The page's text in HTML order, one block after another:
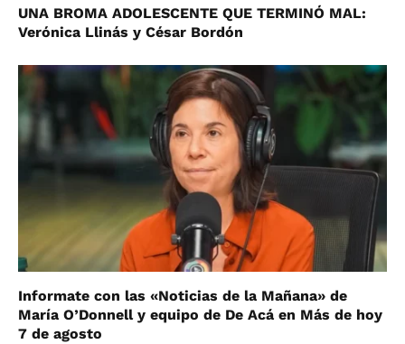
UNA BROMA ADOLESCENTE QUE TERMINÓ MAL:
Verónica Llinás y César Bordón
Informate con las «Noticias de la Mañana» de
María O’Donnell y equipo de De Acá en Más de hoy
7 de agosto